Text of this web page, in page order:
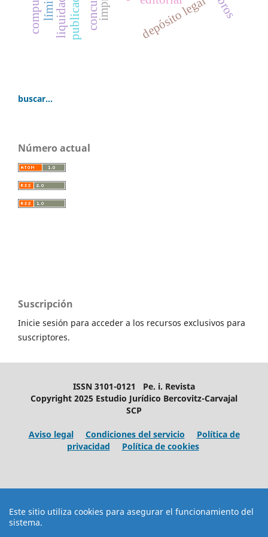
Este sitio utiliza cookies para asegurar el funcionamiento del
sistema.
depósito legal
buscar...
Número actual
Suscripción
Inicie sesión para acceder a los recursos exclusivos para
suscriptores.
ISSN 3101-0121 Pe. i. Revista
Copyright 2025 Estudio Jurídico Bercovitz-Carvajal
SCP
Aviso legal Condiciones del servicio
Política de
privacidad
Política de cookies